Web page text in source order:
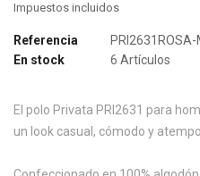
Impuestos incluidos
Referencia
PRI2631ROSA-
En stock
6 Artículos
El polo Privata PRI2631 para
un look casual, cómodo y